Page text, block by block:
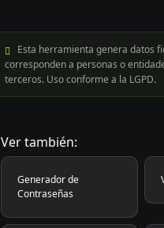
Esta herramienta genera datos
corresponden a personas o
terceros. Uso conforme a la LGPD.
Ver también:
Generador de
Contraseñas